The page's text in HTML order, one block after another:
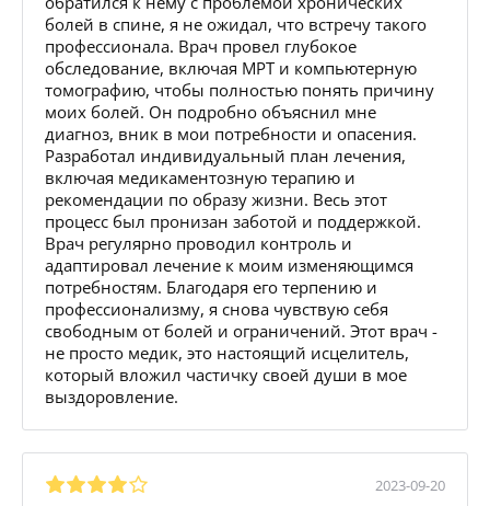
болей в спине, я не ожидал, что встречу такого
профессионала. Врач провел глубокое
обследование, включая МРТ и компьютерную
томографию, чтобы полностью понять причину
моих болей. Он подробно объяснил мне
диагноз, вник в мои потребности и опасения.
Разработал индивидуальный план лечения,
включая медикаментозную терапию и
рекомендации по образу жизни. Весь этот
процесс был пронизан заботой и поддержкой.
Врач регулярно проводил контроль и
адаптировал лечение к моим изменяющимся
потребностям. Благодаря его терпению и
профессионализму, я снова чувствую себя
свободным от болей и ограничений. Этот врач -
не просто медик, это настоящий исцелитель,
который вложил частичку своей души в мое
выздоровление.
2023-09-20